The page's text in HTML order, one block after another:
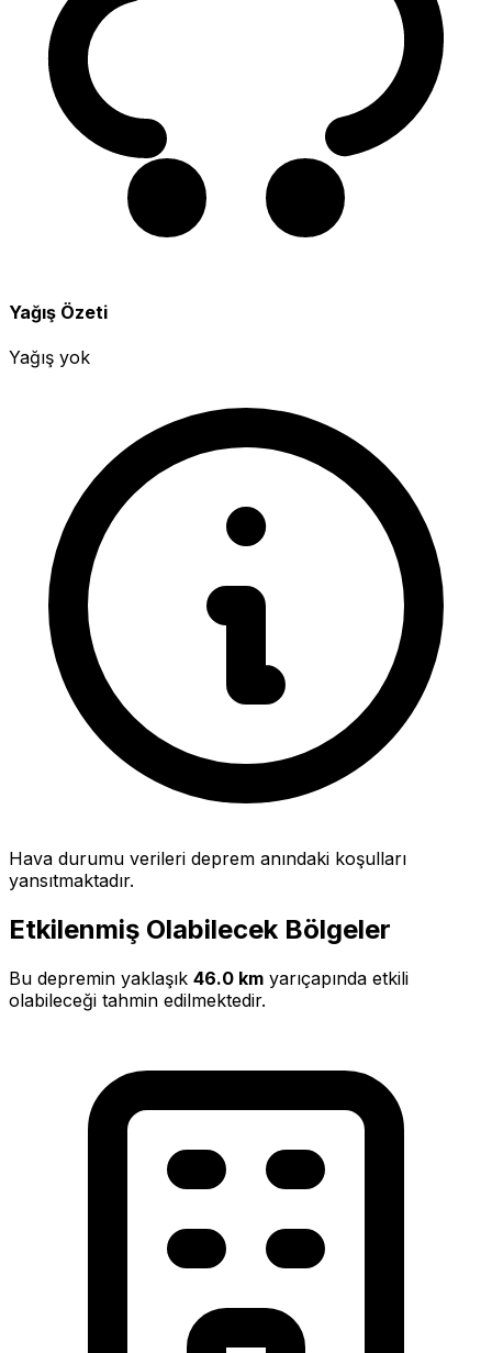
Yağış Özeti
Yağış yok
Hava durumu verileri deprem anındaki koşulları
yansıtmaktadır.
Etkilenmiş Olabilecek Bölgeler
Bu depremin yaklaşık 46.0 km yarıçapında etkili
olabileceği tahmin edilmektedir.